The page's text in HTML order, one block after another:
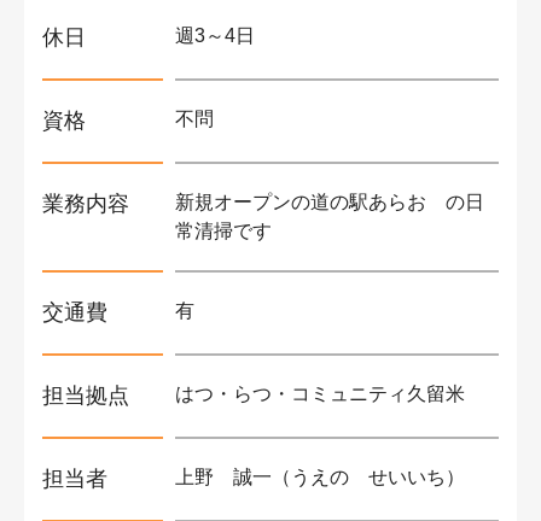
休日 週3～4日
資格 不問
業務内容
新規オープンの道の駅あらお の日
常清掃です
交通費 有
担当拠点 はつ・らつ・コミュニティ久留米
担当者 上野 誠一（うえの せいいち）